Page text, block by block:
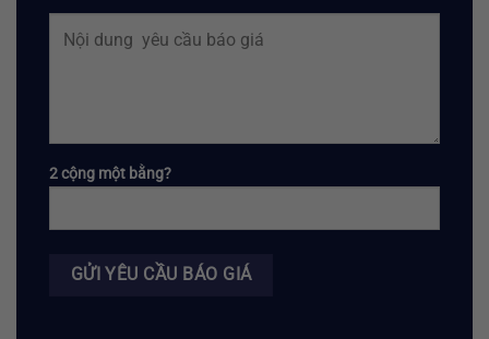
2 cộng một bằng?